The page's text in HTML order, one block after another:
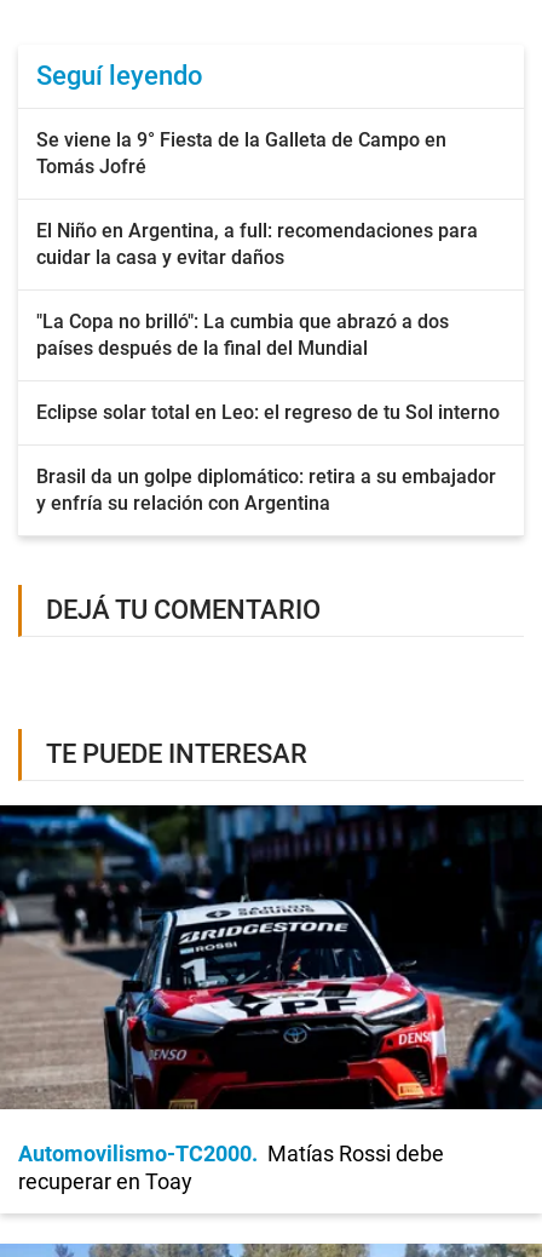
Seguí leyendo
Se viene la 9° Fiesta de la Galleta de Campo en
Tomás Jofré
El Niño en Argentina, a full: recomendaciones para
cuidar la casa y evitar daños
"La Copa no brilló": La cumbia que abrazó a dos
países después de la final del Mundial
Eclipse solar total en Leo: el regreso de tu Sol interno
Brasil da un golpe diplomático: retira a su embajador
y enfría su relación con Argentina
DEJÁ TU COMENTARIO
TE PUEDE INTERESAR
Automovilismo-TC2000
Matías Rossi debe
recuperar en Toay